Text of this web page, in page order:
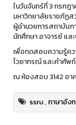
ในวันจันทร์ที่ 3 กรกฎ
มหาวิทยาลัยราชภัฏ
ผู้อำนวยการสถาบันภ
นักศึกษา อาจารย์ แ
เพื่อทดสอบความรู้ค
ไวยากรณ์ และคำศัพท์
ณ ห้องสอบ 3142 อา
ssru,ภาษาอัง